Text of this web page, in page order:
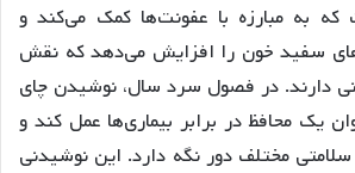
که به مبارزه با عفونت‌ها کمک می‌کند و
سفید خون را افزایش می‌دهد که نقش
دارند. در فصول سرد سال، نوشیدن چای
یک محافظ در برابر بیماری‌ها عمل کند و
مختلف دور نگه دارد. این نوشیدنی